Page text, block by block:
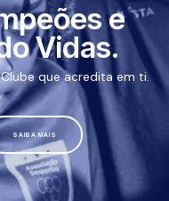
SAIBA MAIS
que acredita em ti.
e
Vidas.